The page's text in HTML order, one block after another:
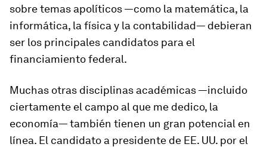
sobre temas apolíticos —como la matemática, la
informática, la física y la contabilidad— debieran
ser los principales candidatos para el
financiamiento federal.
Muchas otras disciplinas académicas —incluido
ciertamente el campo al que me dedico, la
economía— también tienen un gran potencial en
línea. El candidato a presidente de EE. UU. por el